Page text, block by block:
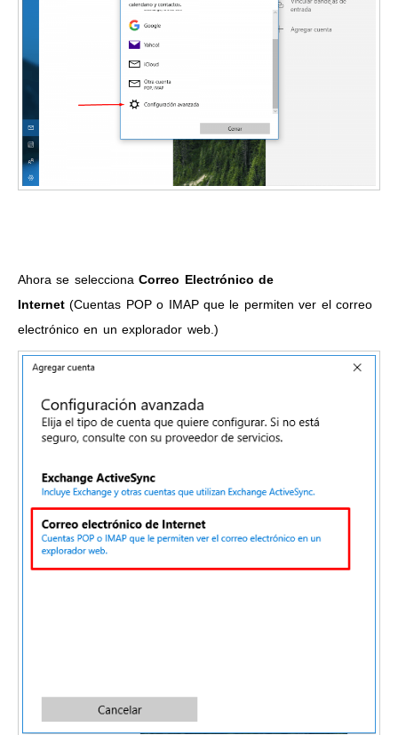
Ahora se seleccionaCorreo Electrónico de
Internet (Cuentas POP o IMAP que le permiten ver el correo
electrónico en un explorador web.)